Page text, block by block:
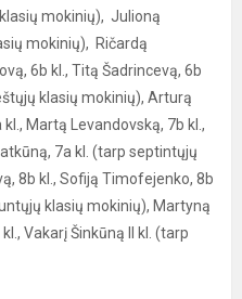
mokinių), Julioną
mokinių), Ričardą
6b kl., Titą Šadrincevą, 6b
klasių mokinių), Arturą
Martą Levandovską, 7b kl.,
7a kl. (tarp septintųjų
8b kl., Sofiją Timofejenko, 8b
klasių mokinių), Martyną
Vakarį Šinkūną II kl. (tarp